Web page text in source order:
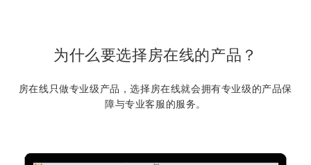
为什么要选择房在线的产品？
房在线只做专业级产品，选择房在线就会拥有专业级的产品保
障与专业客服的服务。